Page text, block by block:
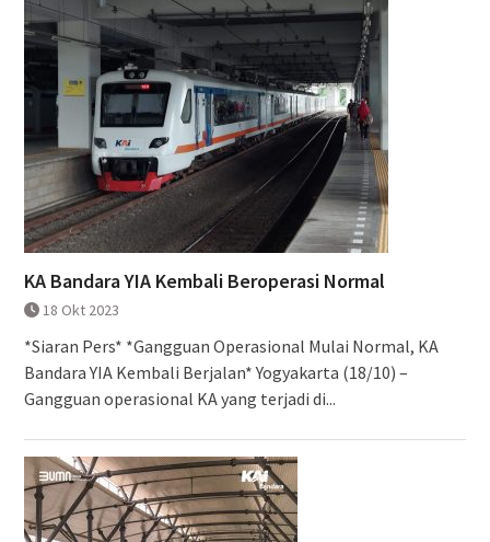
KA Bandara YIA Kembali Beroperasi Normal
18 Okt 2023
*Siaran Pers* *Gangguan Operasional Mulai Normal, KA
Bandara YIA Kembali Berjalan* Yogyakarta (18/10) –
Gangguan operasional KA yang terjadi di...